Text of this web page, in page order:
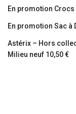
En promotion Crocs
En promotion Sac à
Astérix – Hors
Milieu neuf 10,50 €